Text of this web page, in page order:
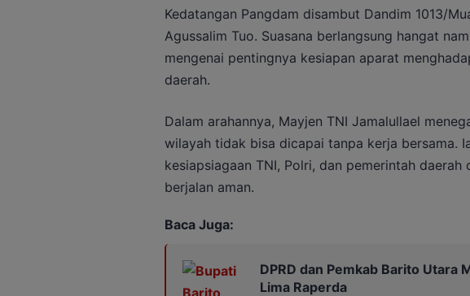
Kedatangan Pangdam disambut Dandim 1013/
Agussalim Tuo. Suasana berlangsung hangat
mengenai pentingnya kesiapan aparat
daerah.
Dalam arahannya, Mayjen TNI Jamalullael
wilayah tidak bisa dicapai tanpa kerja bersama.
kesiapsiagaan TNI, Polri, dan pemerintah daerah
berjalan aman.
Baca Juga:
DPRD dan Pemkab Barito Utara
Lima Raperda